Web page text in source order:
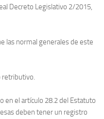
Decreto Legislativo 2/2015,
las normal generales de este
retributivo.
en el artículo 28.2 del Estatuto
deben tener un registro